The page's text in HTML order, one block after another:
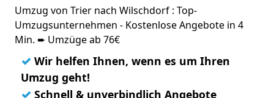
Umzug von Trier nach Wilschdorf : Top-
Umzugsunternehmen - Kostenlose Angebote in 4
Min. ➨ Umzüge ab 76€
✓ Wir helfen Ihnen, wenn es um Ihren
Umzug geht!
✓ Schnell & unverbindlich Angebote